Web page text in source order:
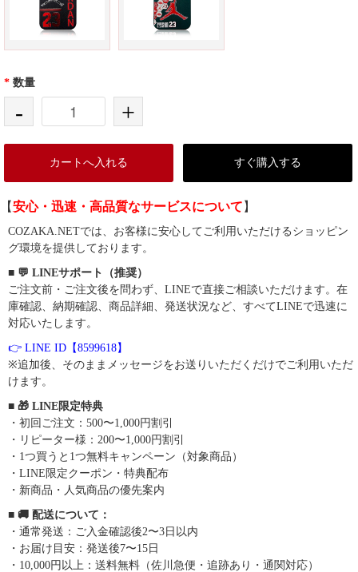
* 数量
- +
カートへ入れる すぐ購入する
【安心・迅速・高品質なサービスについて 】
COZAKA.NETでは、お客様に安心してご利用いただけるショッピン
グ環境を提供しております。
■ 💬 LINEサポート（推奨）
ご注文前・ご注文後を問わず、LINEで直接ご相談いただけます。在
庫確認、納期確認、商品詳細、発送状況など、すべてLINEで迅速に
対応いたします。
👉 LINE ID【8599618】
※追加後、そのままメッセージをお送りいただくだけでご利用いただ
けます。
■ 🎁 LINE限定特典
・初回ご注文：500〜1,000円割引
・リピーター様：200〜1,000円割引
・1つ買うと1つ無料キャンペーン（対象商品）
・LINE限定クーポン・特典配布
・新商品・人気商品の優先案内
■ 🚚 配送について：
・通常発送：ご入金確認後2〜3日以内
・お届け目安：発送後7〜15日
・10,000円以上：送料無料（佐川急便・追跡あり・通関対応）